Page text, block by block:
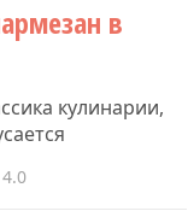
в
кулинарии,
4.0